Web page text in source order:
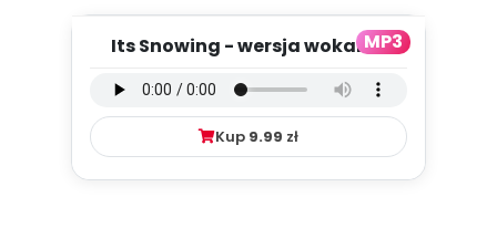
MP3
Its Snowing - wersja wokalna
Kup 9.99 zł